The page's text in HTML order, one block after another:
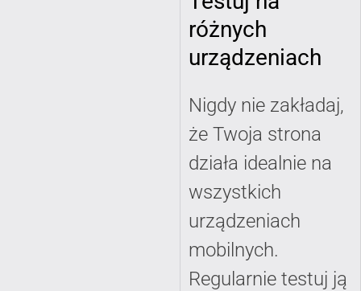
różnych
urządzeniach
Nigdy nie zakładaj,
że Twoja strona
działa idealnie na
wszystkich
urządzeniach
mobilnych.
Regularnie testuj ją